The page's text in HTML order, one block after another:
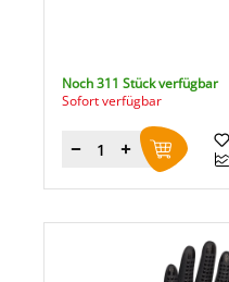
Noch 311 Stück verfügbar
Sofort verfügbar
Menge